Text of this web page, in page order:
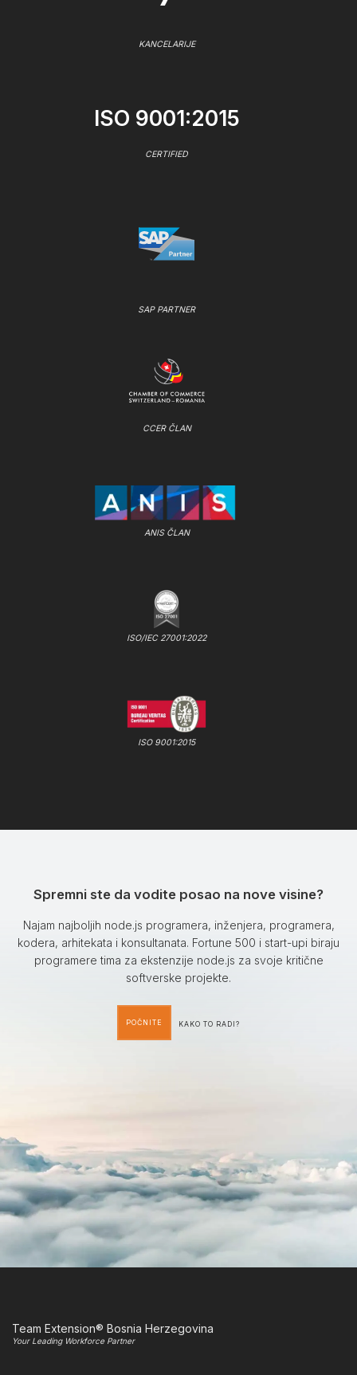
KANCELARIJE
ISO 9001:2015
CERTIFIED
SAP PARTNER
CCER ČLAN
ANIS ČLAN
ISO/IEC 27001:2022
ISO 9001:2015
Spremni ste da vodite posao na nove visine?
Najam najboljih node.js programera, inženjera, programera,
kodera, arhitekata i konsultanata. Fortune 500 i start-upi biraju
programere tima za ekstenzije node.js za svoje kritične
softverske projekte.
POČNITE KAKO TO RADI?
Team Extension® Bosnia Herzegovina
Your Leading Workforce Partner